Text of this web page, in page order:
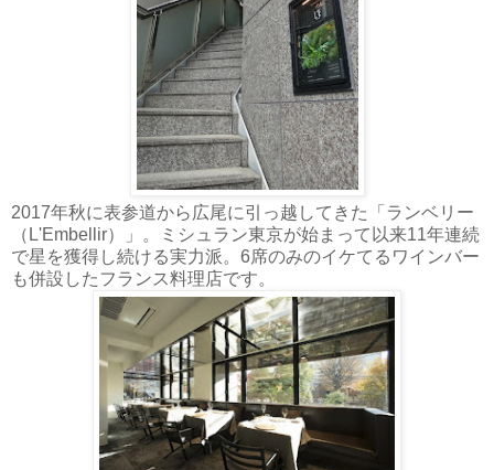
2017年秋に表参道から広尾に引っ越してきた「ランベリー
（L'Embellir）」。ミシュラン東京が始まって以来11年連続
で星を獲得し続ける実力派。6席のみのイケてるワインバー
も併設したフランス料理店です。